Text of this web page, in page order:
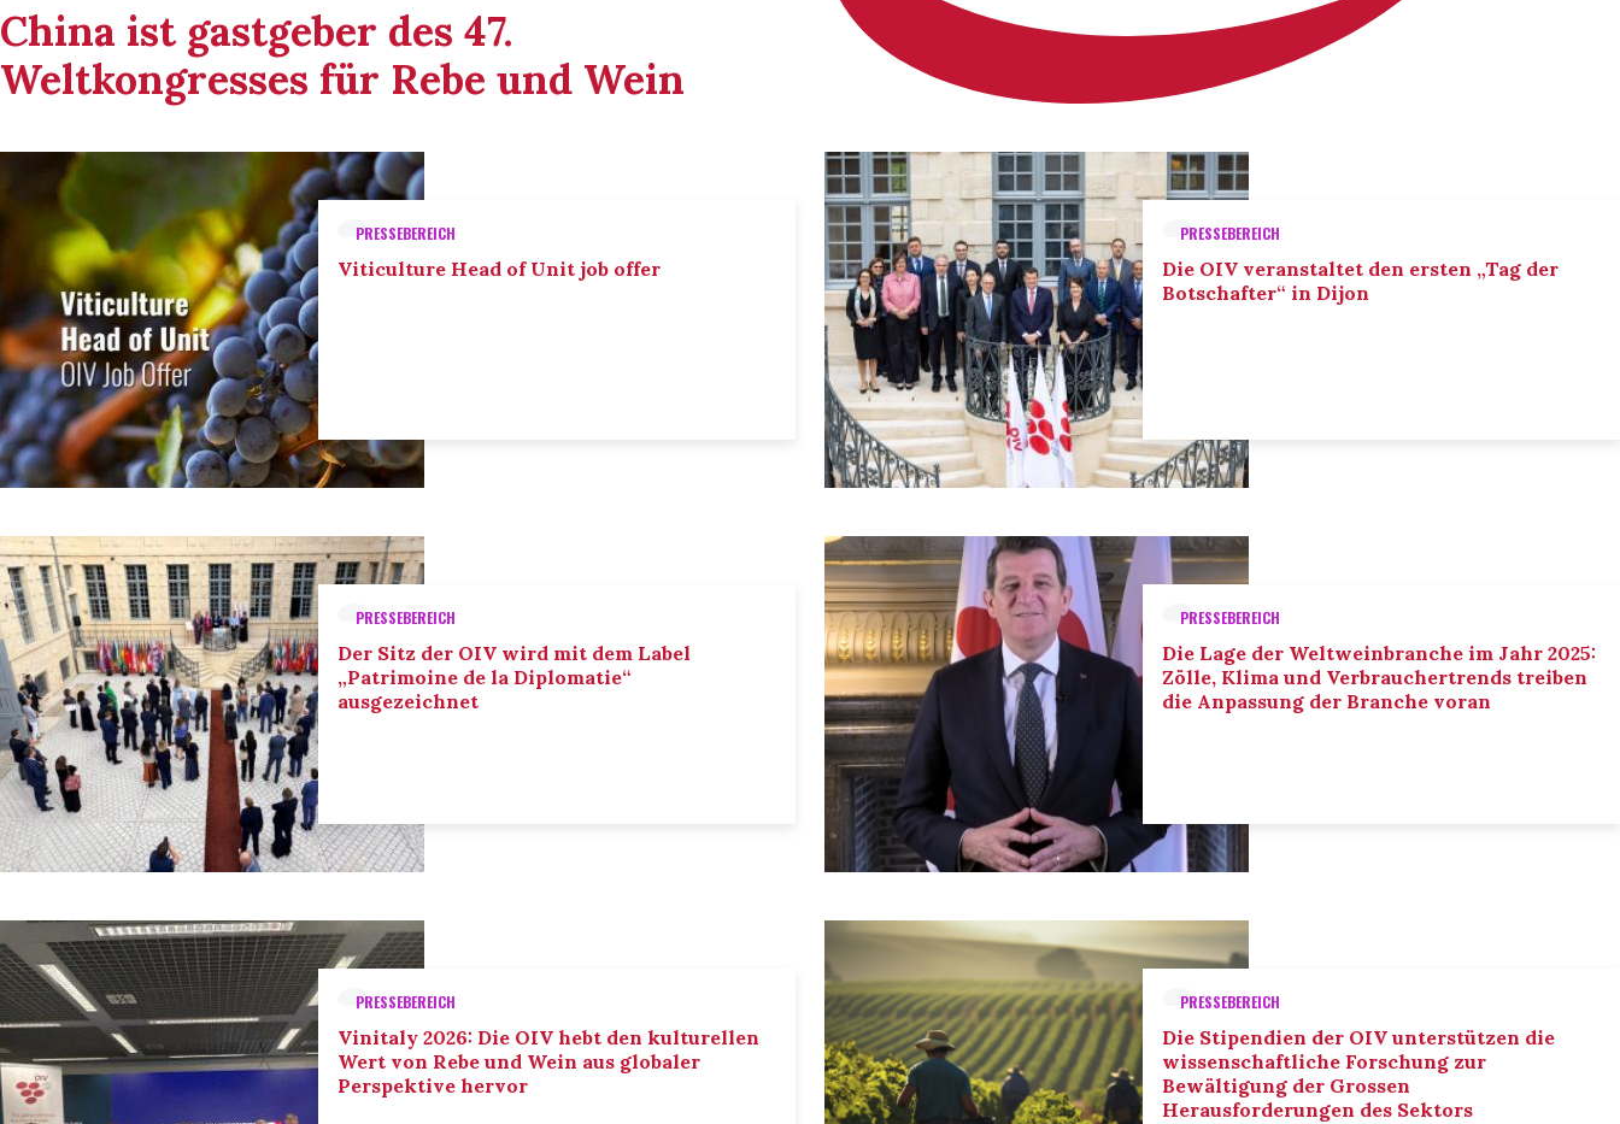
China ist gastgeber des 47.
Weltkongresses für Rebe und Wein
PRESSEBEREICH
Viticulture Head of Unit job offer
PRESSEBEREICH
Die OIV veranstaltet den ersten „Tag der
Botschafter“ in Dijon
PRESSEBEREICH
Der Sitz der OIV wird mit dem Label
„Patrimoine de la Diplomatie“
ausgezeichnet
PRESSEBEREICH
Die Lage der Weltweinbranche im Jahr 2025:
Zölle, Klima und Verbrauchertrends treiben
die Anpassung der Branche voran
PRESSEBEREICH
Vinitaly 2026: Die OIV hebt den kulturellen
Wert von Rebe und Wein aus globaler
Perspektive hervor
PRESSEBEREICH
Die Stipendien der OIV unterstützen die
wissenschaftliche Forschung zur
Bewältigung der Grossen
Herausforderungen des Sektors